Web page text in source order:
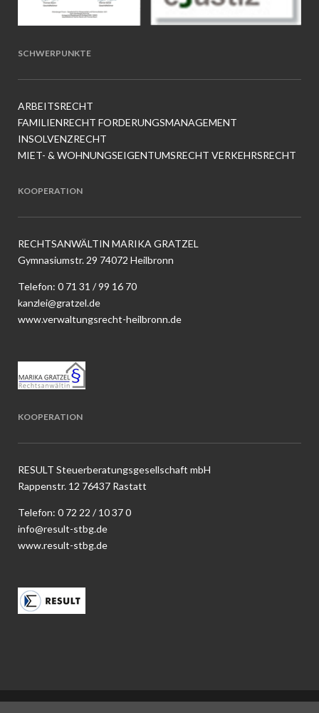
SCHWERPUNKTE
ARBEITSRECHT
FAMILIENRECHT FORDERUNGSMANAGEMENT
INSOLVENZRECHT
MIET- & WOHNUNGSEIGENTUMSRECHT VERKEHRSRECHT
KOOPERATION
RECHTSANWÄLTIN MARIKA GRATZEL
Gymnasiumstr. 29 74072 Heilbronn
Telefon: 0 71 31 / 99 16 70
kanzlei@gratzel.de
www.verwaltungsrecht-heilbronn.de
KOOPERATION
RESULT Steuerberatungsgesellschaft mbH
Rappenstr. 12 76437 Rastatt
Telefon: 0 72 22 / 10 37 0
info@result-stbg.de
www.result-stbg.de
COPYRIGHT 2018 ® RECHTSANWALT OLIVER KLEIN |IMPRESSUM